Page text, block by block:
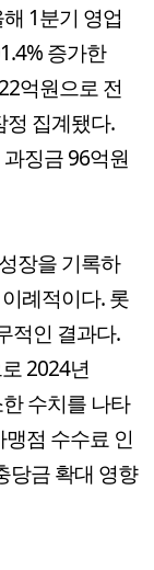
1분기 영업
증가한
억원으로 전
정 집계됐다.
징금 96억원
장을 기록하
례적이다. 롯
적인 결과다.
2024년
수치를 나타
점 수수료 인
당금 확대 영향